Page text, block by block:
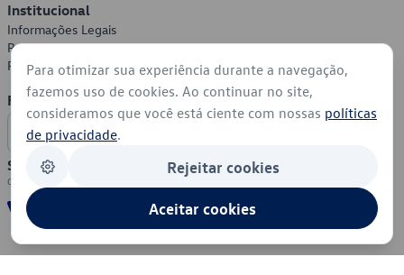
Institucional
Informações Legais
Política de Privacidade
Política de Cookies
Formas de Pagamento
Segurança
Para otimizar sua experiência durante a navegação,
fazemos uso de cookies. Ao continuar no site,
consideramos que você está ciente com nossas políticas
de privacidade.
Rejeitar cookies
Aceitar cookies